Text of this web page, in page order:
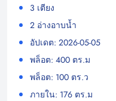
3 เตียง
2 อ่างอาบน้ำ
อัปเดต: 2026-05-05
พล็อต: 400 ตร.ม
พล็อต: 100 ตร.ว
ภายใน: 176 ตร.ม